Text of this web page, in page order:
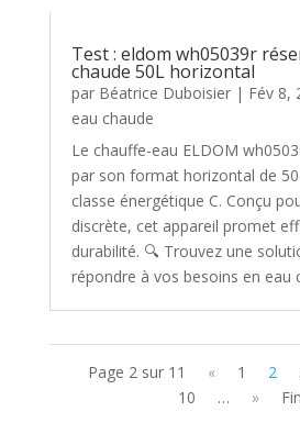
Test : eldom wh05039r
chaude 50L horizontal
par Béatrice Duboisier| Fév 8,
eau chaude
Le chauffe-eau ELDOM
par son format horizontal de
classe énergétique C. Conçu
discrète, cet appareil promet
durabilité. 🔍 Trouvez une
répondre à vos besoins en eau
Page 2 sur 11 « 1 2
10
… »